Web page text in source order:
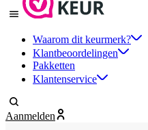
Waarom dit keurmerk?
Klantbeoordelingen
Pakketten
Klantenservice
Aanmelden